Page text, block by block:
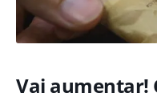
Vai aumentar!